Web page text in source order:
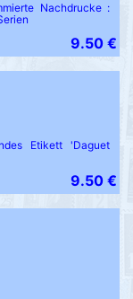
Nachdrucke :
9.50 €
Etikett 'Daguet
9.50 €